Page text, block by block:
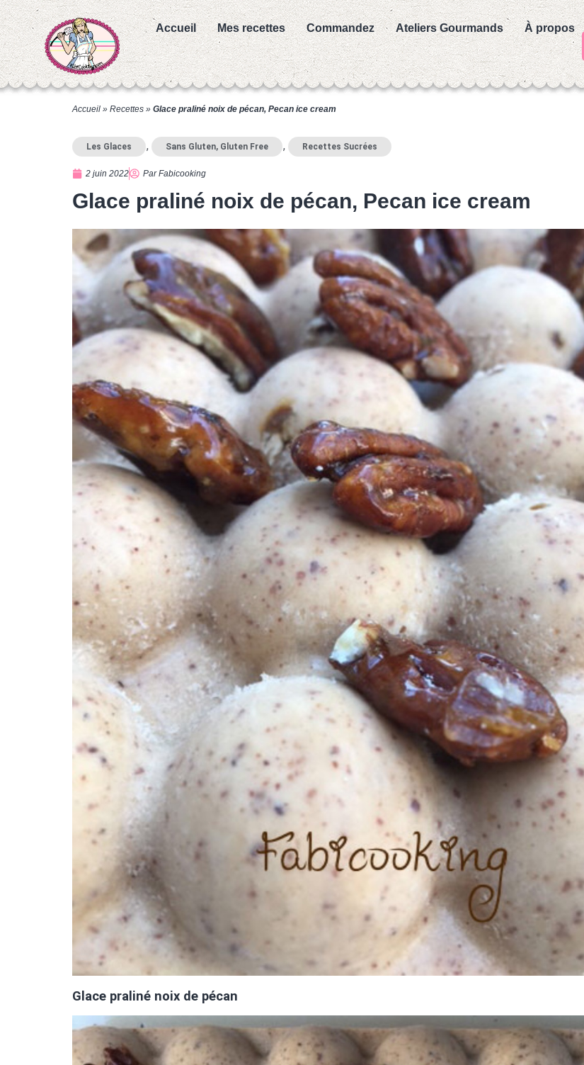
Accueil Mes recettes Commandez Ateliers Gourmands À propos
Accueil » Recettes » Glace praliné noix de pécan, Pecan ice cream
Les Glaces , Sans Gluten, Gluten Free , Recettes Sucrées
2 juin 2022 ParFabicooking
Glace praliné noix de pécan, Pecan ice cream
Glace praliné noix de pécan